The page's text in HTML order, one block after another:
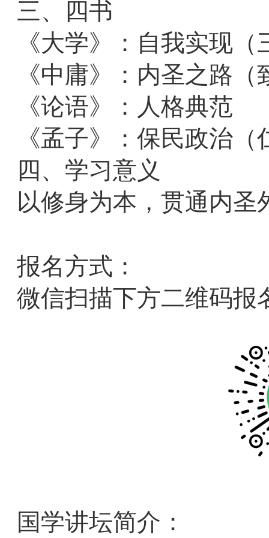
三、四书
《大学》：自我实现
《中庸》：内圣之路（
《论语》：人格典范
《孟子》：保民政治
四、学习意义
以修身为本，贯通内圣
报名方式：
微信扫描下方二维码报
国学讲坛简介：